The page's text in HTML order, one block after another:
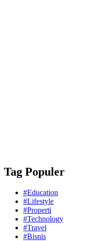
Tag Populer
#Education
#Lifestyle
#Properti
#Technology
#Travel
#Bisnis